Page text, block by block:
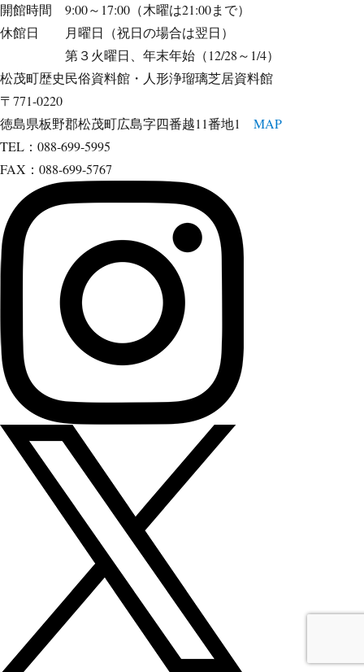
開館時間 9:00～17:00（木曜は21:00まで）
休館日 月曜日（祝日の場合は翌日）
第３火曜日、年末年始（12/28～1/4）
松茂町歴史民俗資料館・人形浄瑠璃芝居資料館
〒771-0220
徳島県板野郡松茂町広島字四番越11番地1 MAP
TEL：088-699-5995
FAX：088-699-5767